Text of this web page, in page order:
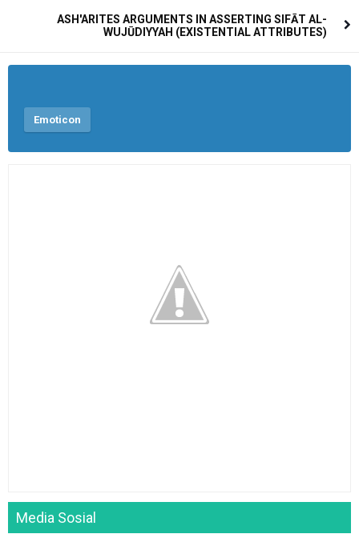
ASH'ARITES ARGUMENTS IN ASSERTING SIFĀT AL-
WUJŪDIYYAH (EXISTENTIAL ATTRIBUTES)
Emoticon
Media Sosial